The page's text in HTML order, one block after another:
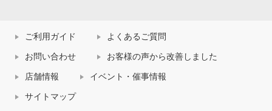
ご利用ガイド よくあるご質問
お問い合わせ お客様の声から改善しました
店舗情報 イベント・催事情報
サイトマップ